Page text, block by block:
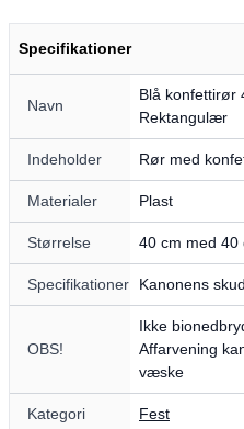
Specifikationer
Navn
Blå konfettirør
Rektangulær
Indeholder Rør med
Materialer Plast
Størrelse 40 cm med 40
Specifikationer Kanonens
OBS!
Ikke
Affarvening
væske
Kategori Fest